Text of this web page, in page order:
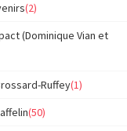
(2)
(Dominique Vian et
Ruffey(1)
(50)